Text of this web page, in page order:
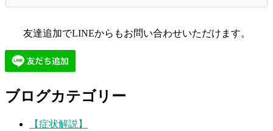
友達追加でLINEからもお問い合わせいただけます。
ブログカテゴリー
【症状解説】